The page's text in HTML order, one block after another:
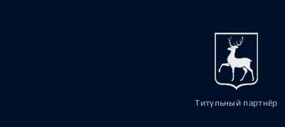
Титульный партнёр